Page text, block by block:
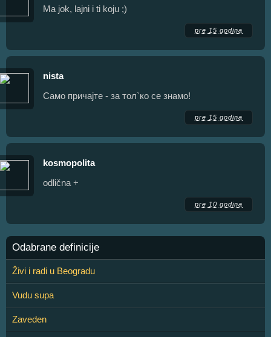
Ma jok, lajni i ti koju ;)
pre 15 godina
nista
Само причајте - за тол`ко се знамо!
pre 15 godina
kosmopolita
odlična +
pre 10 godina
Odabrane definicije
Živi i radi u Beogradu
Vudu supa
Zaveden